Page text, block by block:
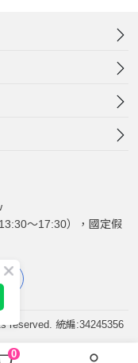
～17:30），國定假
reserved. 統編:34245356
0